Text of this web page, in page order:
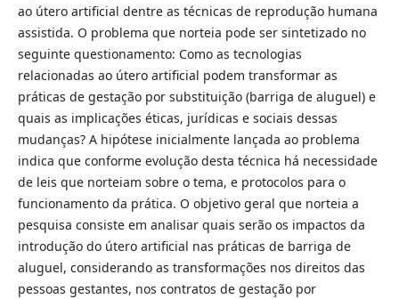
ao útero artificial dentre as técnicas de reprodução humana
assistida. O problema que norteia pode ser sintetizado no
seguinte questionamento: Como as tecnologias
relacionadas ao útero artificial podem transformar as
práticas de gestação por substituição (barriga de aluguel) e
quais as implicações éticas, jurídicas e sociais dessas
mudanças? A hipótese inicialmente lançada ao problema
indica que conforme evolução desta técnica há necessidade
de leis que norteiam sobre o tema, e protocolos para o
funcionamento da prática. O objetivo geral que norteia a
pesquisa consiste em analisar quais serão os impactos da
introdução do útero artificial nas práticas de barriga de
aluguel, considerando as transformações nos direitos das
pessoas gestantes, nos contratos de gestação por